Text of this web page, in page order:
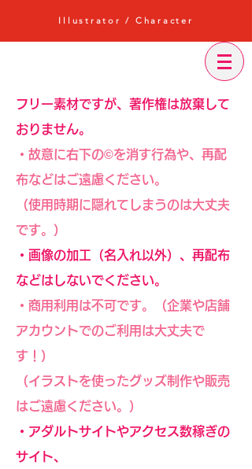
Illustrator / Character
フリー素材ですが、著作権は放棄して
おりません。
・故意に右下の©︎を消す行為や、再配
布などはご遠慮ください。
（使用時期に隠れてしまうのは大丈夫
です。）
・画像の加工（名入れ以外）、再配布
などはしないでください。
・商用利用は不可です。（企業や店舗
アカウントでのご利用は大丈夫で
す！）
（イラストを使ったグッズ制作や販売
はご遠慮ください。）
・アダルトサイトやアクセス数稼ぎの
サイト、